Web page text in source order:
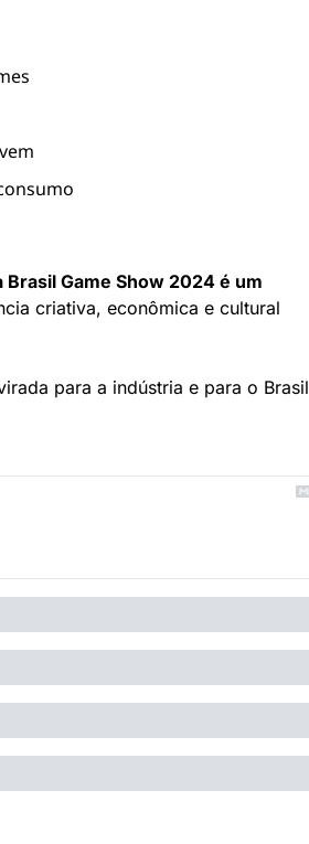
Brasil Game Show 2024 é um
criativa, econômica e cultural
para a indústria e para o Brasil